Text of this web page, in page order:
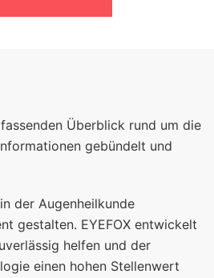
Überblick rund um die
gebündelt und
der Augenheilkunde
gestalten. EYEFOX entwickelt
helfen und der
einen hohen Stellenwert